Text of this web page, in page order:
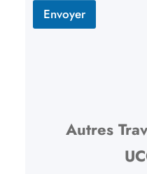
Envoyer
Autres